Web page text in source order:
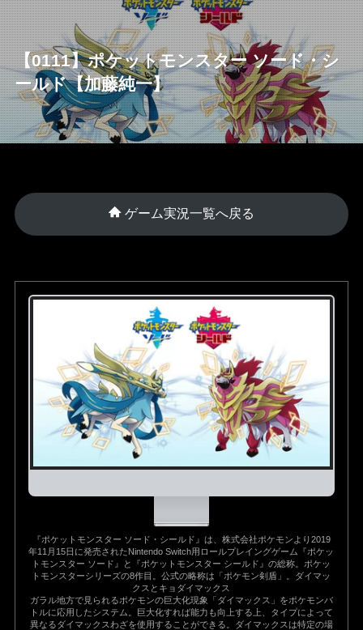
【0111】ポケットモンスター ソード・シ
ールド【加藤純一】
ゲーム実況一覧へ戻る
『ポケットモンスター ソード・シールド』は、株式会社ポケモンより2019
年11月15日に発売されたNintendo Switch用ロールプレイングゲーム『ポケッ
トモンスター ソード』と『ポケットモンスター シールド』の総称。ポケッ
トモンスターシリーズの8作目。公式の略称は「ポケモン剣盾」。ダイマッ
クスとキョダイマックス
ガラル地方で見られるポケモンの巨大化現象「ダイマックス」をポケモンバ
トルに応用したシステム。巨大化すれば能力も向上する上、タイプによって
異なるダイマックスわざを使用することができる。ダイマックスは特定の場